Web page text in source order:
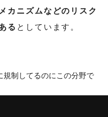
カニズムなどのリスク
る としています。
制してるのにこの分野で